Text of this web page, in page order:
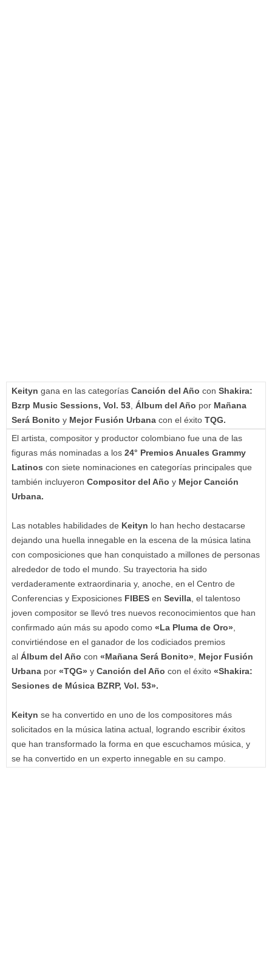
Keityn gana en las categorías Canción del Año con Shakira:
Bzrp Music Sessions, Vol. 53 Álbum del Año por Mañana
Será Bonito y Mejor Fusión Urbana con el éxito TQG.
El artista, compositor y productor colombiano fue una de las
figuras más nominadas a los 24° Premios Anuales Grammy
Latinos con siete nominaciones en categorías principales que
también incluyeron Compositor del Año y Mejor Canción
Urbana.
Las notables habilidades de Keityn lo han hecho destacarse
dejando una huella innegable en la escena de la música latina
con composiciones que han conquistado a millones de personas
alrededor de todo el mundo. Su trayectoria ha sido
verdaderamente extraordinaria y, anoche, en el Centro de
Conferencias y Exposiciones FIBES en Sevilla , el talentoso
joven compositor se llevó tres nuevos reconocimientos que han
confirmado aún más su apodo como «La Pluma de Oro»
convirtiéndose en el ganador de los codiciados premios
al Álbum del Año con «Mañana Será Bonito»
Mejor Fusión
Urbana por «TQG» y Canción del Año con el éxito «Shakira:
Sesiones de Música BZRP, Vol. 53».
Keityn se ha convertido en uno de los compositores más
solicitados en la música latina actual, logrando escribir éxitos
que han transformado la forma en que escuchamos música, y
se ha convertido en un experto innegable en su campo.